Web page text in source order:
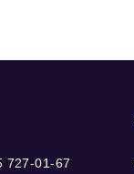
727-01-67